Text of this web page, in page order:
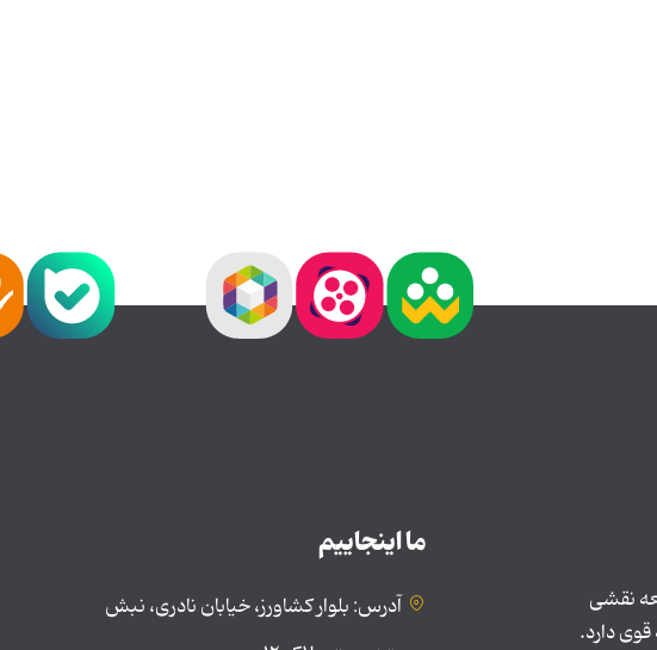
نقشی
دارد.
ما اینجاییم
آدرس: بلوار کشاورز، خیابان نادری، نبش